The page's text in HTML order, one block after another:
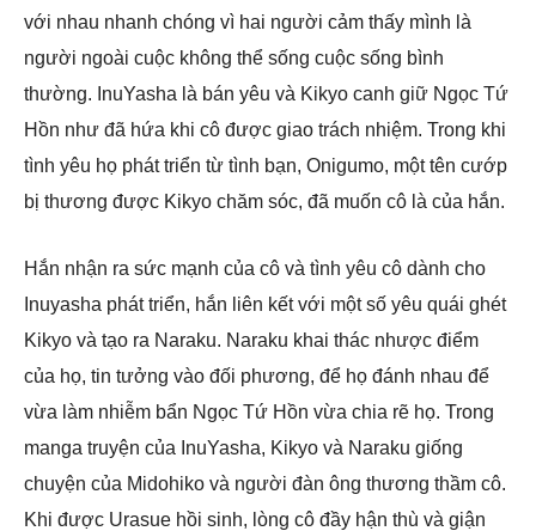
với nhau nhanh chóng vì hai người cảm thấy mình là
người ngoài cuộc không thể sống cuộc sống bình
thường. InuYasha là bán yêu và Kikyo canh giữ Ngọc Tứ
Hồn như đã hứa khi cô được giao trách nhiệm. Trong khi
tình yêu họ phát triển từ tình bạn, Onigumo, một tên cướp
bị thương được Kikyo chăm sóc, đã muốn cô là của hắn.
Hắn nhận ra sức mạnh của cô và tình yêu cô dành cho
Inuyasha phát triển, hắn liên kết với một số yêu quái ghét
Kikyo và tạo ra Naraku. Naraku khai thác nhược điểm
của họ, tin tưởng vào đối phương, để họ đánh nhau để
vừa làm nhiễm bẩn Ngọc Tứ Hồn vừa chia rẽ họ. Trong
manga truyện của InuYasha, Kikyo và Naraku giống
chuyện của Midohiko và người đàn ông thương thầm cô.
Khi được Urasue hồi sinh, lòng cô đầy hận thù và giận